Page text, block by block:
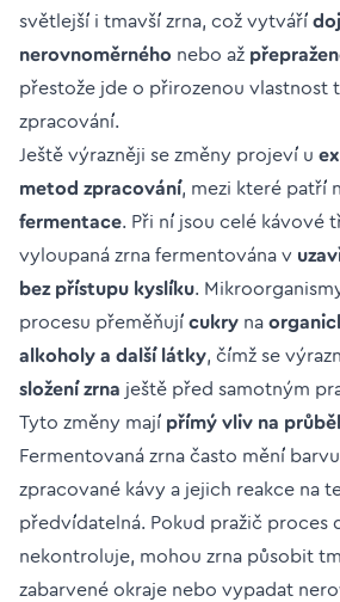
světlejší i tmavší zrna, což vytváří
nerovnoměrného nebo až
přestože jde o přirozenou vlastnost
zpracování.
Ještě výrazněji se změny projeví u
metod zpracování, mezi které patří
fermentace. Při ní jsou celé kávové
vyloupaná zrna fermentována v
bez přístupu kyslíku.
procesu přeměňují cukry na
alkoholy a další látky, čímž se
složení zrna ještě před samotným
Tyto změny mají přímý vliv na
Fermentovaná zrna často mění
zpracované kávy a jejich reakce na
předvídatelná. Pokud pražič proces
nekontroluje, mohou zrna působit
zabarvené okraje nebo vypadat